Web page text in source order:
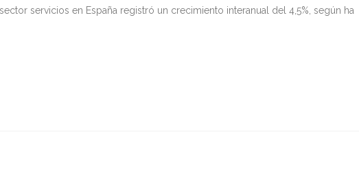
servicios en España registró un crecimiento interanual del 4,5%, según ha